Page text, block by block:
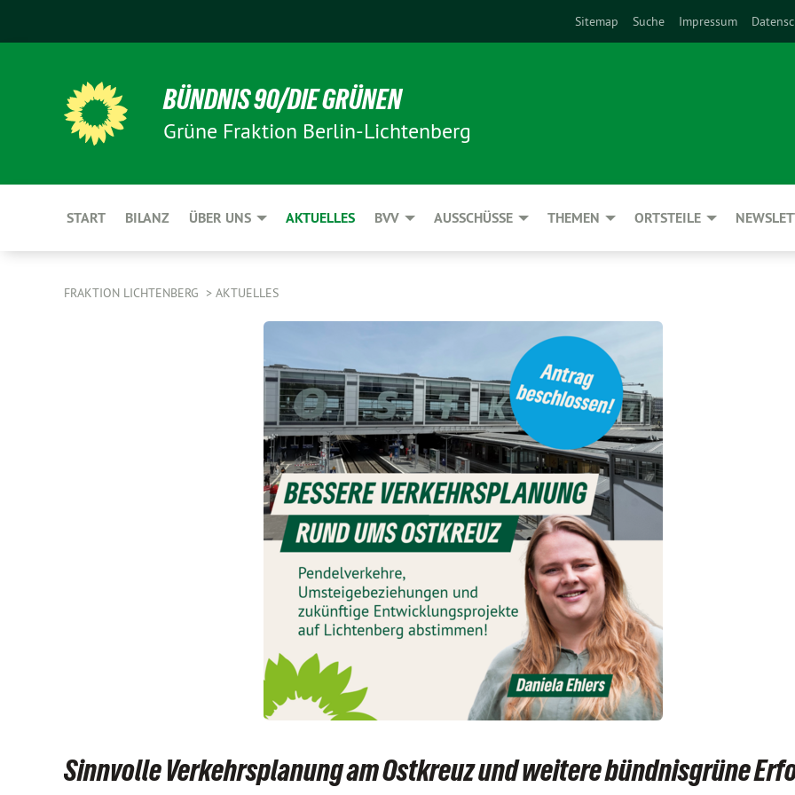
Sitemap Suche Impressum
BÜNDNIS 90/DIE GRÜNEN
Grüne Fraktion Berlin-Lichtenberg
START BILANZ ÜBER UNS AKTUELLES BVV AUSSCHÜSSE THEMEN ORTSTEILE
FRAKTION LICHTENBERG AKTUELLES
Sinnvolle Verkehrsplanung am Ostkreuz und weitere bündnisgrüne